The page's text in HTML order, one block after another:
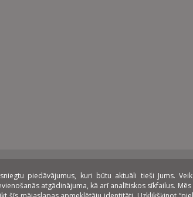
piedāvājumus, kuri būtu aktuāli tieši Jums.
atgādinājuma, kā arī analītiskos sīkfailus.